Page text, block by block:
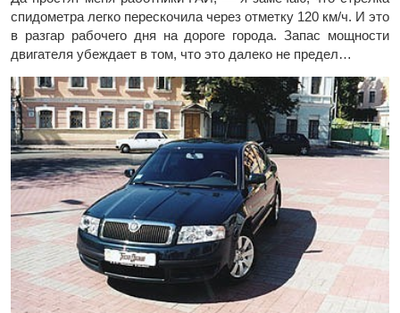
спидометра легко перескочила через отметку 120 км/ч. И это
в разгар рабочего дня на дороге города. Запас мощности
двигателя убеждает в том, что это далеко не предел…